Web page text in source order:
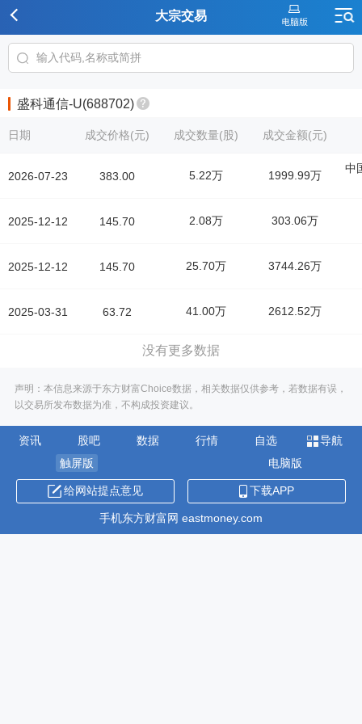
大宗交易
盛科通信-U(688702)
日期
2026-07-23
2025-12-12
2025-12-12
2025-03-31
成交价格(元) 成交数量(股) 成交金额(元)
383.00 5.22万 1999.99万
中
145.70 2.08万 303.06万
145.70 25.70万 3744.26万
63.72 41.00万 2612.52万
没有更多数据
声明：本信息来源于东方财富Choice数据，相关数据仅供参考，若数据有误，
以交易所发布数据为准，不构成投资建议。
资讯 股吧 数据 行情 自选
导航
触屏版
电脑版
给网站提点意见 下载APP
手机东方财富网 eastmoney.com